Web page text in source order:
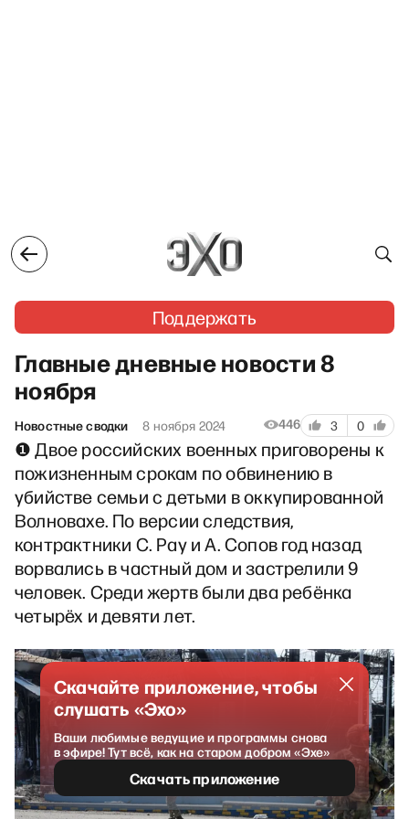
Поддержать
Главные дневные новости 8
ноября
Новостные сводки 8 ноября 2024 446 3 0
❶ Двое российских военных приговорены к
пожизненным срокам по обвинению в
убийстве семьи с детьми в оккупированной
Волновахе. По версии следствия,
контрактники С. Рау и А. Сопов год назад
ворвались в частный дом и застрелили 9
человек. Среди жертв были два ребёнка
четырёх и девяти лет.
Скачайте приложение, чтобы
слушать «Эхо»
Ваши любимые ведущие и программы снова
в эфире! Тут всё, как на старом добром «Эхе»
Скачать приложение